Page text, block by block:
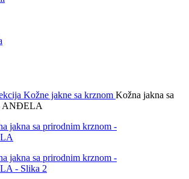
Kožne jakne sa krznom Kožna jakna sa
ANĐELA